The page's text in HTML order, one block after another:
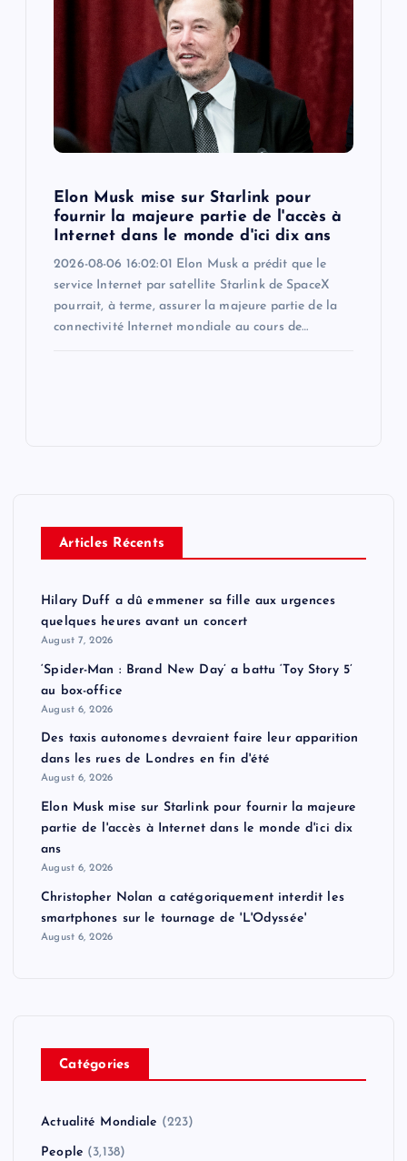
Elon Musk mise sur Starlink pour
fournir la majeure partie de l'accès à
Internet dans le monde d'ici dix ans
2026-08-06 16:02:01 Elon Musk a prédit que le
service Internet par satellite Starlink de SpaceX
pourrait, à terme, assurer la majeure partie de la
connectivité Internet mondiale au cours de…
Articles Récents
Hilary Duff a dû emmener sa fille aux urgences
quelques heures avant un concert
August 7, 2026
‘Spider-Man : Brand New Day’ a battu ‘Toy Story 5’
au box-office
August 6, 2026
Des taxis autonomes devraient faire leur apparition
dans les rues de Londres en fin d'été
August 6, 2026
Elon Musk mise sur Starlink pour fournir la majeure
partie de l'accès à Internet dans le monde d'ici dix
ans
August 6, 2026
Christopher Nolan a catégoriquement interdit les
smartphones sur le tournage de 'L'Odyssée'
August 6, 2026
Catégories
Actualité Mondiale (223)
People (3,138)